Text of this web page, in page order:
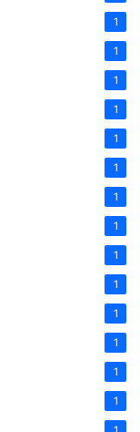
1
1
1
1
1
1
1
1
1
1
1
1
1
1